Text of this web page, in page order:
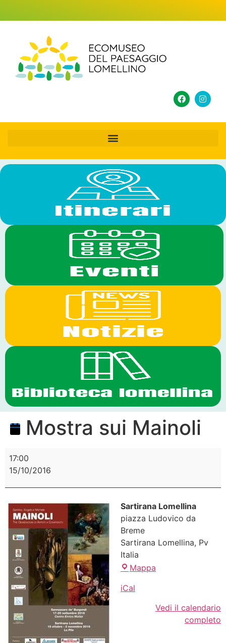
Mostra sui Mainoli
17:00
15/10/2016
Sartirana Lomellina
piazza Ludovico da
Breme
Sartirana Lomellina, Pv
Italia
Mappa
iCal
Vedi il calendario
completo